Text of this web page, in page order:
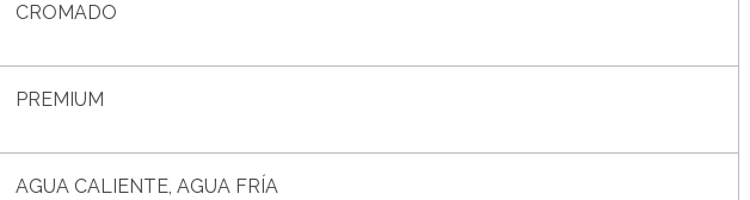
CROMADO
PREMIUM
AGUA CALIENTE, AGUA FRÍA